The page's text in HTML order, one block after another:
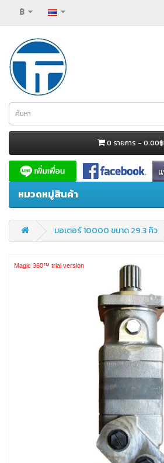
฿
0 รายการ - 0.00฿
หมวดหมู่สินค้า
มอเตอร์ 10000 ขนาด 29.3 คิว
Magic 360™ trial version